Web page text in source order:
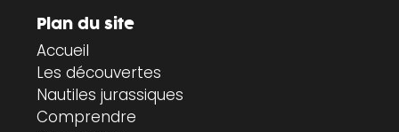
Plan du site
Accueil
Les découvertes
Nautiles jurassiques
Comprendre